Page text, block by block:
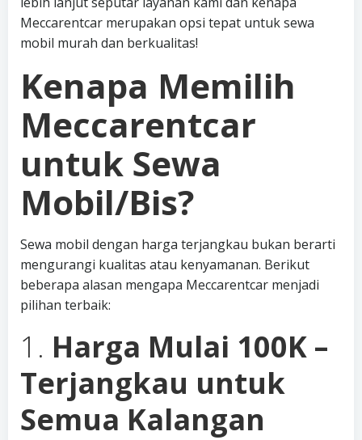
Meccarentcar merupakan opsi tepat untuk sewa
mobil murah dan berkualitas!
Kenapa Memilih
Meccarentcar
untuk Sewa
Mobil/Bis?
Sewa mobil dengan harga terjangkau bukan berarti
mengurangi kualitas atau kenyamanan. Berikut
beberapa alasan mengapa Meccarentcar menjadi
pilihan terbaik:
1. Harga Mulai 100K –
Terjangkau untuk
Semua Kalangan